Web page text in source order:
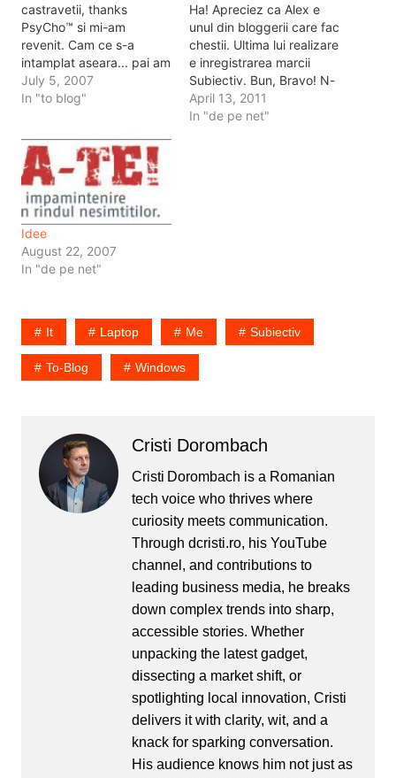
castravetii, thanks
PsyCho™ si mi-am
revenit. Cam ce s-a
intamplat aseara... pai am
zis sa mergem sa ne
vedem sa fim funny.
am ajuns acolo si am fost
luat de pe scaun si pus in
lumina…
July 5, 2007
In "to blog"
Ha! Apreciez ca Alex e
unul din bloggerii care fac
chestii. Ultima lui realizare
e inregistrarea marcii
Subiectiv. Bun, Bravo! N-
are treaba sa zic ca cei
de la antena3 trebuie sa
April 13, 2011
In "de pe net"
Idee
August 22, 2007
In "de pe net"
It Laptop Me Subiectiv
To-Blog Windows
Cristi Dorombach
Cristi Dorombach is a Romanian
tech voice who thrives where
curiosity meets communication.
Through dcristi.ro, his YouTube
channel, and contributions to
leading business media, he breaks
down complex trends into sharp,
accessible stories. Whether
unpacking the latest gadget,
dissecting a market shift, or
spotlighting local innovation, Cristi
delivers it with clarity, wit, and a
knack for sparking conversation.
His audience knows him not just as